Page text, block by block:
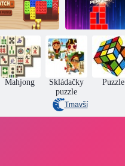
Sladká revoluce Stohovač
Coffee Match:
Block Puzzle
Dokonalý
podzim
Mahjong
Skládačky
puzzle
Puzzle
Tmavší